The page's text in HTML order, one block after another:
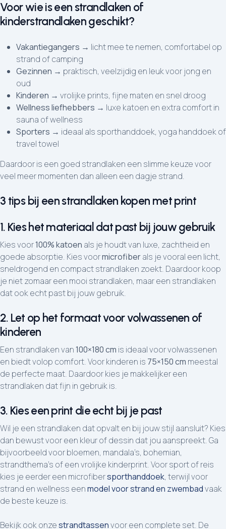
Voor wie is een strandlaken of
kinderstrandlaken geschikt?
Vakantiegangers → licht mee te nemen, comfortabel op
strand of camping
Gezinnen → praktisch, veelzijdig en leuk voor jong en
oud
Kinderen → vrolijke prints, fijne maten en snel droog
Wellness liefhebbers → luxe katoen en extra comfort in
sauna of wellness
Sporters → ideaal als sporthanddoek, yoga handdoek of
travel towel
Daardoor is een goed strandlaken een slimme keuze voor
veel meer momenten dan alleen een dagje strand.
3 tips bij een strandlaken kopen met print
1. Kies het materiaal dat past bij jouw gebruik
Kies voor100% katoen als je houdt van luxe, zachtheid en
goede absorptie. Kies voormicrofiberals je vooral een licht,
sneldrogend en compact strandlaken zoekt. Daardoor koop
je niet zomaar een mooi strandlaken, maar een strandlaken
dat ook echt past bij jouw gebruik.
2. Let op het formaat voor volwassenen of
kinderen
Een strandlaken van100×180 cm is ideaal voor volwassenen
en biedt volop comfort. Voor kinderen is 75×150 cm meestal
de perfecte maat. Daardoor kies je makkelijker een
strandlaken dat fijn in gebruik is.
3. Kies een print die echt bij je past
Wil je een strandlaken dat opvalt en bij jouw stijl aansluit? Kies
dan bewust voor een kleur of dessin dat jou aanspreekt. Ga
bijvoorbeeld voor bloemen, mandala’s, bohemian,
strandthema’s of een vrolijke kinderprint. Voor sport of reis
kies je eerder een microfibersporthanddoek, terwijl voor
strand en wellness eenmodel voor strand en zwembadvaak
de beste keuze is.
Bekijk ook onzestrandtassenvoor een complete set. De